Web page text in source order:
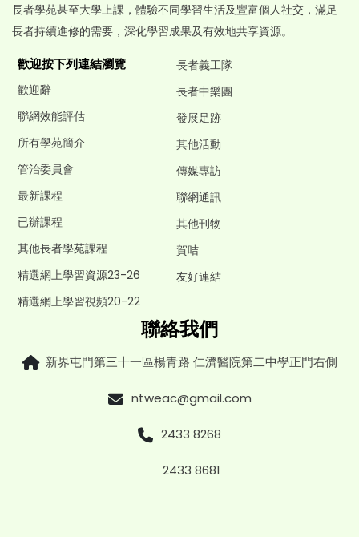
長者學苑甚至大學上課，體驗不同學習生活及豐富個人社交，滿足
長者持續進修的需要，深化學習成果及有效地共享資源。
歡迎按下列連結瀏覽
歡迎辭
聯網效能評估
所有學苑簡介
管治委員會
最新課程
已辦課程
其他長者學苑課程
精選網上學習資源23-26
精選網上學習視頻20-22
長者義工隊
長者中樂團
發展足跡
其他活動
傳媒專訪
聯網通訊
其他刊物
賀咭
友好連結
聯絡我們
新界屯門第三十一區楊青路 仁濟醫院第二中學正門右側
ntweac@gmail.com
2433 8268
2433 8681